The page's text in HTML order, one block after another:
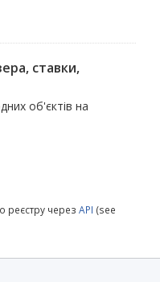
ставки,
об'єктів на
реєстру через API (see